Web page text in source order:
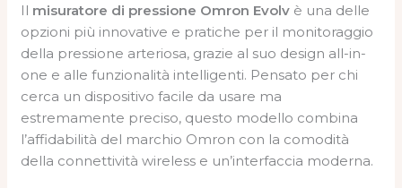
Il misuratore di pressione Omron Evolv è una delle
opzioni più innovative e pratiche per il monitoraggio
della pressione arteriosa, grazie al suo design all-in-
one e alle funzionalità intelligenti. Pensato per chi
cerca un dispositivo facile da usare ma
estremamente preciso, questo modello combina
l’affidabilità del marchio Omron con la comodità
della connettività wireless e un’interfaccia moderna.